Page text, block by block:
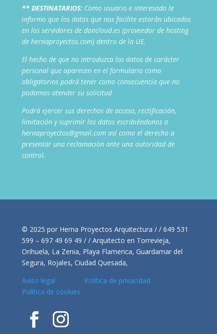
** DESTINATARIOS:Como usuario e interesado le
informo que los datos que nos facilite estarán ubicados
en los servidores de doncloud.es (proveedor de hosting
de hernaproyectos.com) dentro de la UE.
El hecho de que no introduzca los datos de carácter
personal que aparecen en el formulario como
obligatorios podrá tener como consecuencia que no
podamos atender su solicitud
Podrá ejercer sus derechos de acceso, rectificación,
limitación y suprimir los datos escribiéndonos a
hernaproyectos@gmail.com así como el derecho a
presentar una reclamación ante una autoridad de
control.
© 2025 por Herna Proyectos Arquitectura / / 649 531
599 – 697 49 69 49 / / Arquitecto en Torrevieja,
Orihuela, La Zenia, Playa Flamenca, Guardamar del
Segura, Rojales, Ciudad Quesada,
Aviso legal
Política de privacidad
Política de cookies